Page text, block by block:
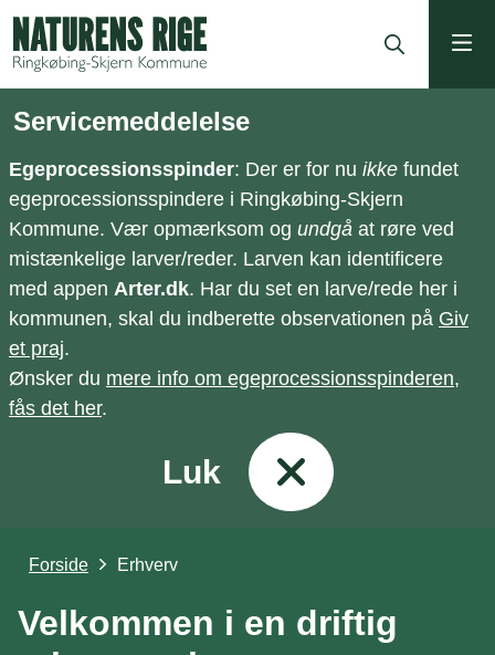
Servicemeddelelse
Egeprocessionsspinder: Der er for nu ikke fundet
egeprocessionsspindere i Ringkøbing-Skjern
Kommune. Vær opmærksom og undgå at røre ved
mistænkelige larver/reder. Larven kan identificere
med appen Arter.dk. Har du set en larve/rede her i
kommunen, skal du indberette observationen på Giv
et praj.
Ønsker du mere info om egeprocessionsspinderen,
fås det her.
Luk
Forside Erhverv
Velkommen i en driftig